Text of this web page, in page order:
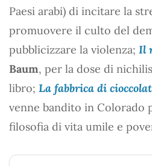
Paesi arabi) di incitare la
promuovere il culto del
pubblicizzare la violenza; Il
Baum, per la dose di
libro; La fabbrica di
venne bandito in Colorado
filosofia di vita umile e